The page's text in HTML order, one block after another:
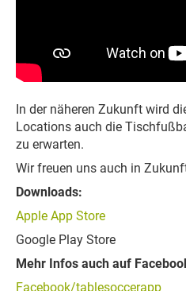
In der näheren Zukunft wird
Locations auch die
zu erwarten.
Wir freuen uns auch in
Downloads:
Apple App Store
Google Play Store
Mehr Infos auch auf
Facebook/tablesoccerapp